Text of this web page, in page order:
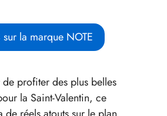
sur la marque NOTE
profiter des plus belles
la Saint-Valentin, ce